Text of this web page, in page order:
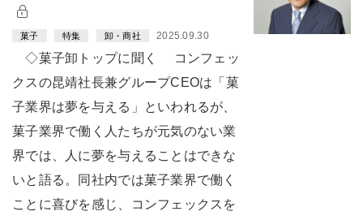
菓子 特集 卸・商社 2025.09.30
◇菓子卸トップに聞く コンフェッ
クスの昆靖社長兼グループCEOは「菓
子業界は夢を与える」といわれるが、
菓子業界で働く人たちが元気のない業
界では、人に夢を与えることはできな
いと語る。同社内では菓子業界で働く
ことに喜びを感じ、コンフェックスを